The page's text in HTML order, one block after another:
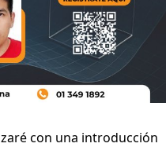
con una introducción